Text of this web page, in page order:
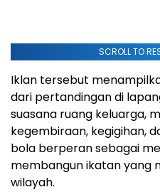
SCROLL TO
Iklan tersebut
dari pertandingan di
suasana ruang keluarga,
kegembiraan, kegigihan,
bola berperan sebagai
membangun ikatan yang
wilayah.